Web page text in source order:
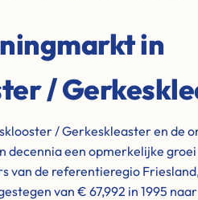
in
/
/ Gerkeskleaster en de
decennia een opmerkelijke
van de referentieregio
van € 67,992 in 1995